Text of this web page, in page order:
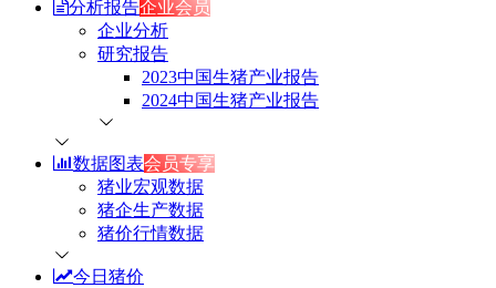
分析报告企业会员
企业分析
研究报告
2023中国生猪产业报告
2024中国生猪产业报告
数据图表会员专享
猪业宏观数据
猪企生产数据
猪价行情数据
今日猪价